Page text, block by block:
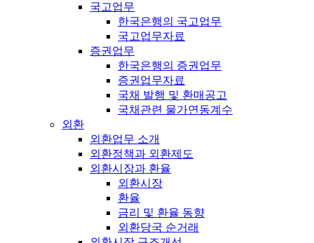
국고업무
한국은행의 국고업무
국고업무자료
증권업무
한국은행의 증권업무
증권업무자료
국채 발행 및 환매공고
국채관련 물가연동계수
외환
외환업무 소개
외환정책과 외환제도
외환시장과 환율
외환시장
환율
금리 및 환율 동향
외환당국 순거래